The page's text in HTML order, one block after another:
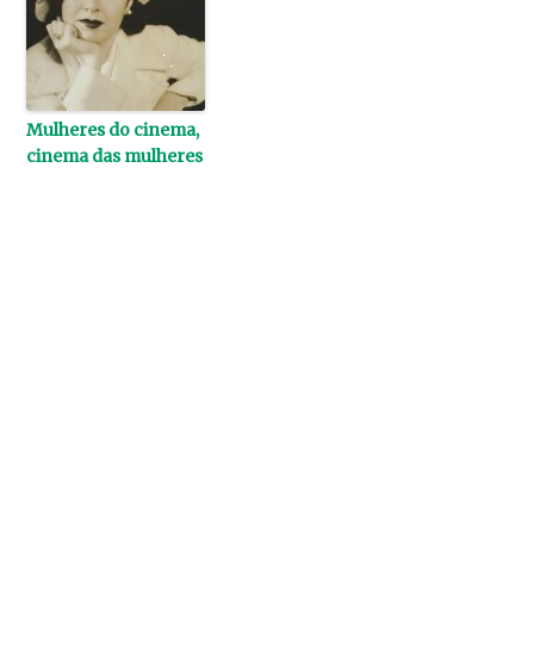
Mulheres do cinema,
cinema das mulheres